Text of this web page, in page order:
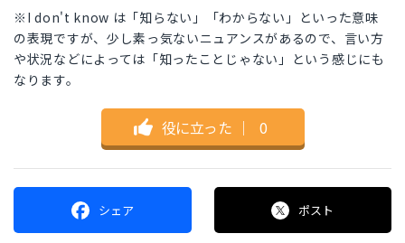
※I don't know は「知らない」「わからない」といった意味
の表現ですが、少し素っ気ないニュアンスがあるので、言い方
や状況などによっては「知ったことじゃない」という感じにも
なります。
役に立った ｜ 0
シェア ポスト